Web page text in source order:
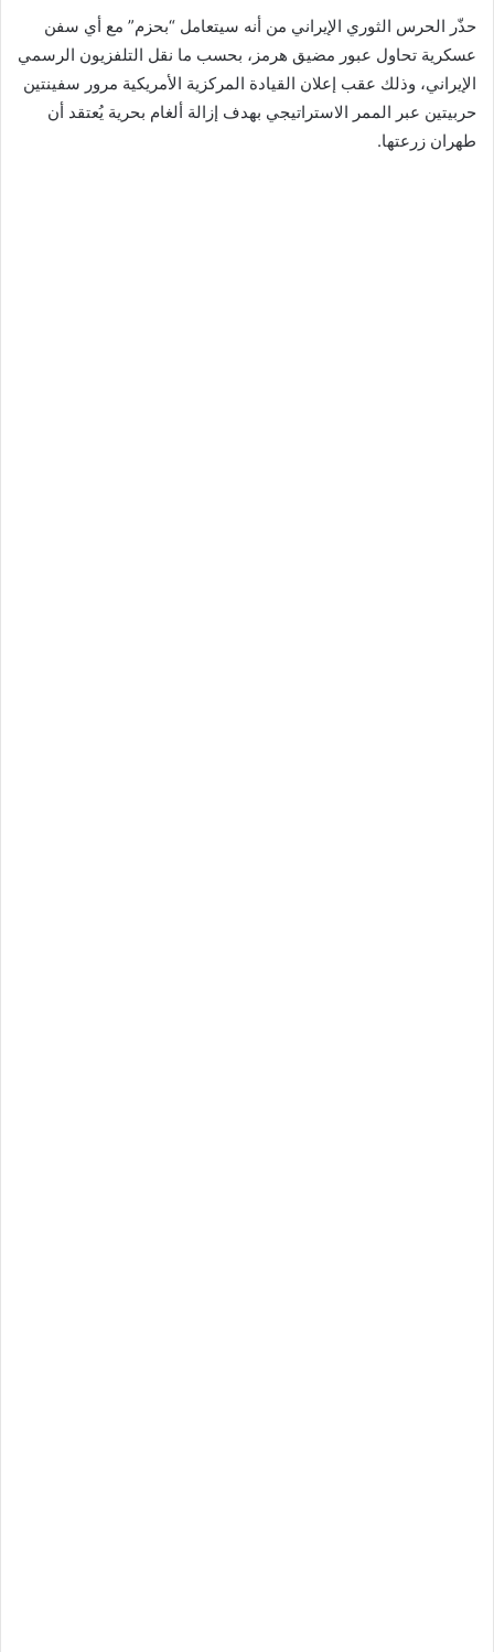
حذّر الحرس الثوري الإيراني من أنه سيتعامل “بحزم” مع أي سفن
عسكرية تحاول عبور مضيق هرمز، بحسب ما نقل التلفزيون الرسمي
الإيراني، وذلك عقب إعلان القيادة المركزية الأمريكية مرور سفينتين
حربيتين عبر الممر الاستراتيجي بهدف إزالة ألغام بحرية يُعتقد أن
طهران زرعتها.